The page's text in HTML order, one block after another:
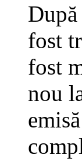
fost
fost
nou